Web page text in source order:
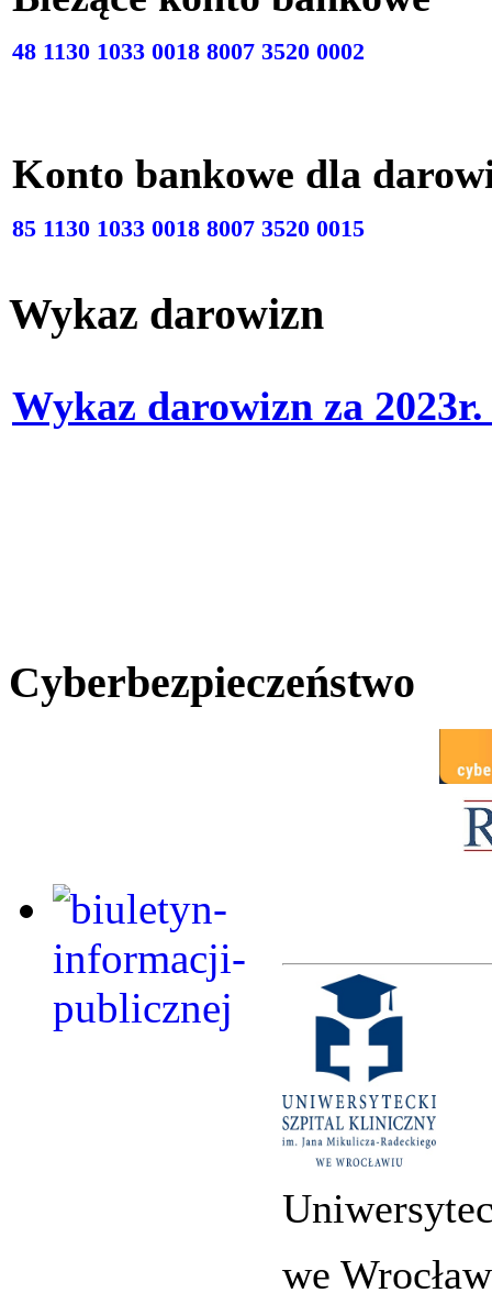
48 1130 1033 0018 8007 3520 0002
Konto bankowe dla
85 1130 1033 0018 8007 3520 0015
Wykaz darowizn
Wykaz darowizn za
Cyberbezpieczeństwo
we